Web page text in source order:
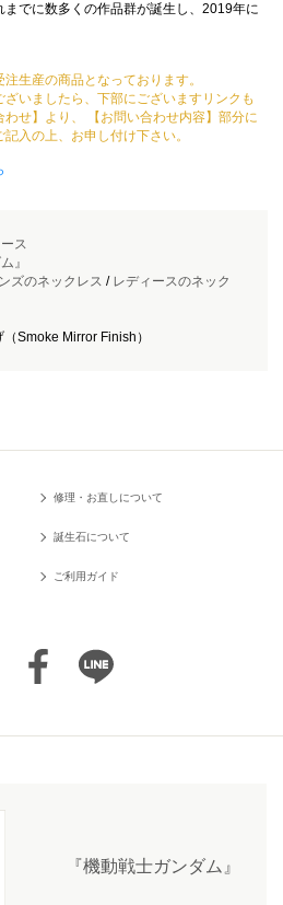
でに数多くの作品群が誕生し、2019年に
生産の商品となっております。
いましたら、下部にございますリンクも
せ】より、 【お問い合わせ内容】部分に
入の上、お申し付け下さい。
ス
』
ズのネックレス / レディースのネック
Smoke Mirror Finish）
修理・お直しについて
誕生石について
ご利用ガイド
『機動戦士ガンダム』